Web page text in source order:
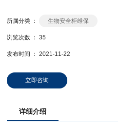
所属分类 ： 生物安全柜维保
浏览次数 ： 35
发布时间 ： 2021-11-22
立即咨询
详细介绍